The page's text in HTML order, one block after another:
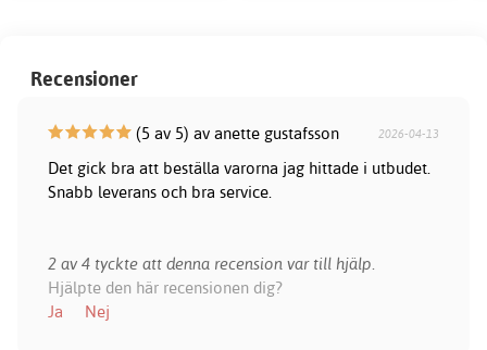
Recensioner
(5 av 5) av anette gustafsson 2026-04-13
Det gick bra att beställa varorna jag hittade i utbudet.
Snabb leverans och bra service.
2 av 4 tyckte att denna recension var till hjälp.
Hjälpte den här recensionen dig?
Ja
Nej